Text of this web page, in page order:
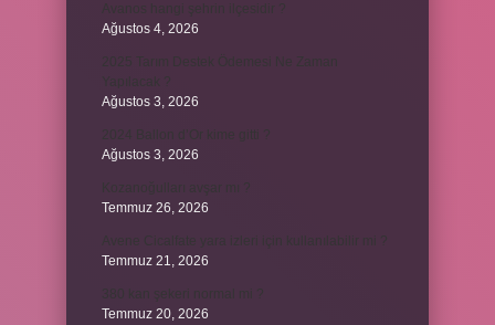
Ağustos 4, 2026
Ağustos 3, 2026
Ağustos 3, 2026
Temmuz 26, 2026
Temmuz 21, 2026
Temmuz 20, 2026